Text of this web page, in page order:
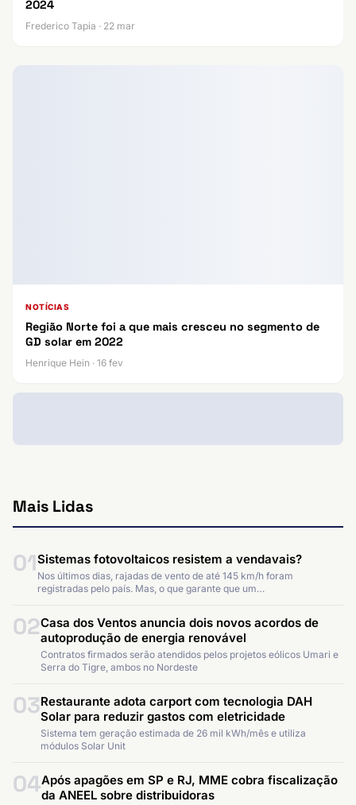
2024
Frederico Tapia · 22 mar
NOTÍCIAS
Região Norte foi a que mais cresceu no segmento de
GD solar em 2022
Henrique Hein · 16 fev
Mais Lidas
01Sistemas fotovoltaicos resistem a vendavais?
Nos últimos dias, rajadas de vento de até 145 km/h foram
registradas pelo país. Mas, o que garante que um…
02Casa dos Ventos anuncia dois novos acordos de
autoprodução de energia renovável
Contratos firmados serão atendidos pelos projetos eólicos Umari e
Serra do Tigre, ambos no Nordeste
03Restaurante adota carport com tecnologia DAH
Solar para reduzir gastos com eletricidade
Sistema tem geração estimada de 26 mil kWh/mês e utiliza
módulos Solar Unit
04Após apagões em SP e RJ, MME cobra fiscalização
da ANEEL sobre distribuidoras